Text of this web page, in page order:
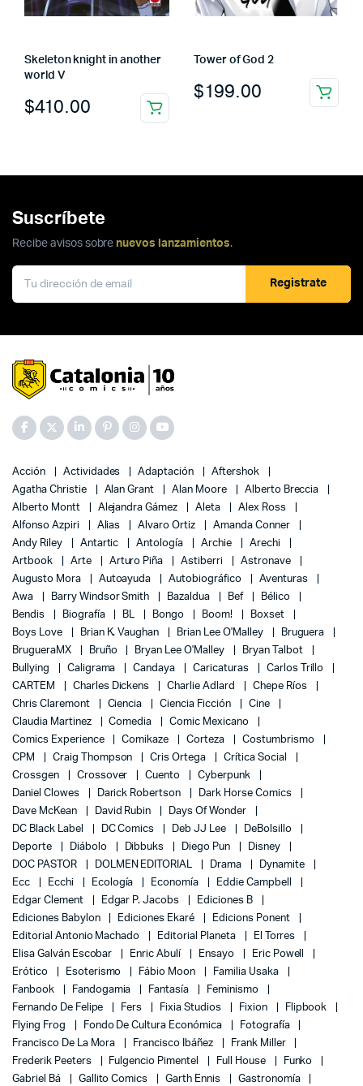
Skeleton knight in another
world V
$410.00
Tower of God 2
$199.00
Suscríbete
Recibe avisos sobre nuevos lanzamientos.
Registrate
Acción Actividades Adaptación
Aftershok
Agatha Christie
Alan Grant Alan Moore
Alberto Breccia
Alberto Montt
Alejandra Gámez Aleta
Alex Ross
Alfonso Azpiri
Alias Alvaro Ortiz
Amanda Conner
Andy Riley
Antartic Antología Archie
Arechi
Artbook
Arte Arturo Piña Astiberri
Astronave
Augusto Mora
Autoayuda Autobiográfico
Aventuras
Awa
Barry Windsor Smith Bazaldua Bef
Bélico
Bendis
Biografía BL Bongo Boom!
Boxset
Boys Love
Brian K. Vaughan Brian Lee O'Malley
Bruguera
BrugueraMX
Bruño Bryan Lee O'Malley
Bryan Talbot
Bullying
Caligrama Candaya Caricaturas
Carlos Trillo
CARTEM
Charles Dickens Charlie Adlard
Chepe Ríos
Chris Claremont
Ciencia Ciencia Ficción
Cine
Claudia Martinez
Comedia
Comic Mexicano
Comics Experience
Comikaze Corteza
Costumbrismo
CPM
Craig Thompson Cris Ortega
Crítica Social
Crossgen
Crossover Cuento
Cyberpunk
Daniel Clowes
Darick Robertson
Dark Horse Comics
Dave McKean
David Rubin
Days Of Wonder
DC Black Label
DC Comics Deb JJ Lee
DeBolsillo
Deporte
Diábolo Dibbuks Diego Pun
Disney
DOC PASTOR
DOLMEN EDITORIAL Drama
Dynamite
Ecc
Ecchi Ecología Economía
Eddie Campbell
Edgar Clement
Edgar P. Jacobs
Ediciones B
Ediciones Babylon
Ediciones Ekaré
Edicions Ponent
Editorial Antonio Machado
Editorial Planeta
El Torres
Elisa Galván Escobar
Enric Abulí Ensayo
Eric Powell
Erótico
Esoterismo Fábio Moon
Familia Usaka
Fanbook
Fandogamia Fantasía
Feminismo
Fernando De Felipe
Fers Fixia Studios Fixion
Flipbook
Flying Frog
Fondo De Cultura Económica
Fotografía
Francisco De La Mora
Francisco Ibáñez
Frank Miller
Frederik Peeters
Fulgencio Pimentel Full House
Funko
Gabriel Bá
Gallito Comics Garth Ennis
Gastronomía